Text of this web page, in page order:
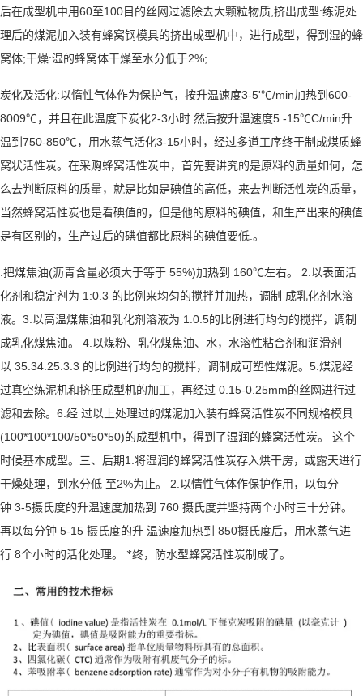
后在成型机中用60至100 目的丝网过滤除去大颗粒物质 挤出成型:练泥处
理后的煤泥加入装有蜂窝钢模具的挤出成型机中，进行成型，得到湿的蜂
窝体;干燥:湿的蜂窝体干燥至水分低于2%;
炭化及活化:以惰性气体作为保护气，按升温速度3-5'℃/min加热到 600-
8009℃ ，并且在此温度下炭化2-3小时:然后按升温速度5 -15℃C/min升
温到 750-850℃ ，用水蒸气活化3-15小时，经过多道工序终于制成煤质蜂
窝状活性炭。在采购蜂窝活性炭中，首先要讲究的是原料的质量如何，怎
么去判断原料的质量，就是比如是碘值的高低，来去判断活性炭的质量，
当然蜂窝活性炭也是看碘值的，但是他的原料的碘值，和生产出来的碘值
是有区别的，生产过后的碘值都比原料的碘值要低 。
把煤焦油(沥青含量必须大于等于 55%)加热到 160℃左右。 2. 以表面活
化剂和稳定剂为 1:0.3 的比例来均匀的搅拌并加热，调制 成乳化剂水溶
液。 3. 以高温煤焦油和乳化剂溶液为 1:0.5的比例进行均匀的搅拌，调制
成乳化煤焦油。 4. 以煤粉、乳化煤焦油、水，水溶性粘合剂和润滑剂
以 35:34:25:3:3 的比例进行均匀的搅拌，调制成可塑性煤泥。 5. 煤泥经
过真空练泥机和挤压成型机的加工，再经过 0.15-0.25mm的丝网进行过
滤和去除。 6. 经 过以上处理过的煤泥加入装有蜂窝活性炭不同规格模具
(100*100*100/50*50*50)的成型机中，得到了湿润的蜂窝活性炭。 这个
时候基本成型。三、后期 1. 将湿润的蜂窝活性炭存入烘干房，或露天进行
干燥处理，到水分低 至2%为止。 2. 以情性气体作保护作用，以每分
钟 3-5摄氏度的升温速度加热到 760 摄氏度并坚持两个小时三十分钟。
再以每分钟 5-15 摄氏度的升 温速度加热到 850摄氏度后，用水蒸气进
行 8个小时的活化处理。 *终，防水型蜂窝活性炭制成了。